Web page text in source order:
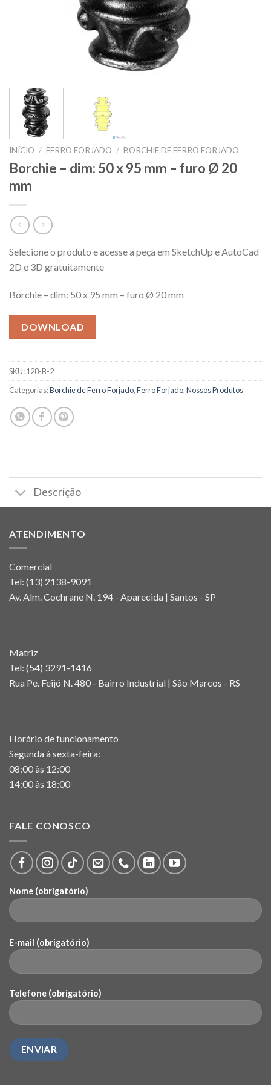
INÍCIO / FERRO FORJADO / BORCHIE DE FERRO FORJADO
Borchie – dim: 50 x 95 mm – furo Ø 20
mm
Selecione o produto e acesse a peça em SketchUp e AutoCad
2D e 3D gratuitamente
Borchie – dim: 50 x 95 mm – furo Ø 20 mm
DOWNLOAD
SKU:128-B-2
Categorias:Borchie de Ferro Forjado,Ferro Forjado,Nossos Produtos
Descrição
ATENDIMENTO
Comercial
Tel: (13) 2138-9091
Av. Alm. Cochrane N. 194 - Aparecida | Santos - SP
Matriz
Tel: (54) 3291-1416
Rua Pe. Feijó N. 480 - Bairro Industrial | São Marcos - RS
Horário de funcionamento
Segunda à sexta-feira:
08:00 às 12:00
14:00 às 18:00
FALE CONOSCO
Nome (obrigatório)
E-mail (obrigatório)
Telefone (obrigatório)